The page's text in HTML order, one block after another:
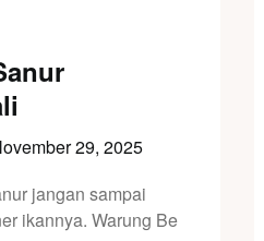
29, 2025
jangan sampai
ikannya. Warung Be